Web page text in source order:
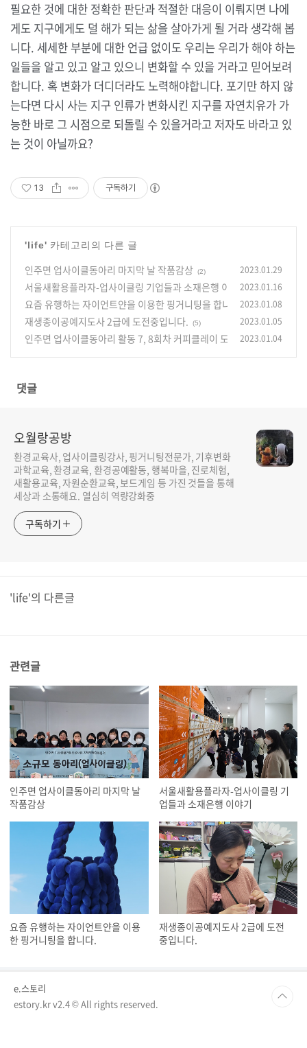
필요한 것에 대한 정확한 판단과 적절한 대응이 이뤄지면 나에
게도 지구에게도 덜 해가 되는 삶을 살아가게 될 거라 생각해 봅
니다. 세세한 부분에 대한 언급 없이도 우리는 우리가 해야 하는
일들을 알고 있고 알고 있으니 변화할 수 있을 거라고 믿어보려
합니다. 혹 변화가 더디더라도 노력해야합니다. 포기만 하지 않
는다면 다시 사는 지구 인류가 변화시킨 지구를 자연치유가 가
능한 바로 그 시점으로 되돌릴 수 있을거라고 저자도 바라고 있
는 것이 아닐까요?
13 구독하기
'life' 카테고리의 다른 글
인주면 업사이클동아리 마지막 날 작품감상 (2) 2023.01.29
서울새활용플라자-업사이클링 기업들과 소재은행 이야기 (2)
2023.01.16
요즘 유행하는 자이언트얀을 이용한 핑거니팅을 합니다. (6)
2023.01.08
재생종이공예지도사 2급에 도전중입니다. (5) 2023.01.05
인주면 업사이클동아리 활동 7, 8회차 커피클레이 도어벨 (3)
2023.01.04
댓글
오월랑공방
환경교육사, 업사이클링강사, 핑거니팅전문가, 기후변화
과학교육, 환경교육, 환경공예활동, 행복마을, 진로체험,
새활용교육, 자원순환교육, 보드게임 등 가진 것들을 통해
세상과 소통해요. 열심히 역량강화중
구독하기
'life'의 다른글
관련글
인주면 업사이클동아리 마지막 날
작품감상
서울새활용플라자-업사이클링 기
업들과 소재은행 이야기
요즘 유행하는 자이언트얀을 이용
한 핑거니팅을 합니다.
재생종이공예지도사 2급에 도전
중입니다.
e.스토리
estory.kr v2.4 © All rights reserved.